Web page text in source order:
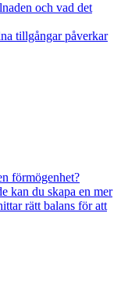
och vad det
tillgångar påverkar
förmögenhet?
kan du skapa en mer
rätt balans för att